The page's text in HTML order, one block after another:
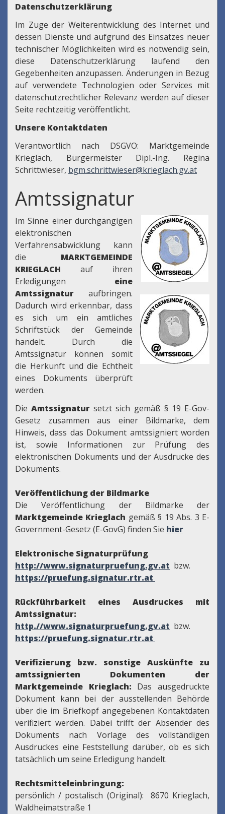
Datenschutzerklärung
Im Zuge der Weiterentwicklung des Internet und
dessen Dienste und aufgrund des Einsatzes neuer
technischer Möglichkeiten wird es notwendig sein,
diese Datenschutzerklärung laufend den
Gegebenheiten anzupassen. Änderungen in Bezug
auf verwendete Technologien oder Services mit
datenschutzrechtlicher Relevanz werden auf dieser
Seite rechtzeitig veröffentlicht.
Unsere Kontaktdaten
Verantwortlich nach DSGVO: Marktgemeinde
Krieglach, Bürgermeister Dipl.-Ing. Regina
Schrittwieser, bgm.schrittwieser@krieglach.gv.at
Amtssignatur
Im Sinne einer durchgängigen
elektronischen
Verfahrensabwicklung kann
die MARKTGEMEINDE
KRIEGLACH auf ihren
Erledigungen eine
Amtssignatur aufbringen.
Dadurch wird erkennbar, dass
es sich um ein amtliches
Schriftstück der Gemeinde
handelt. Durch die
Amtssignatur können somit
die Herkunft und die Echtheit
eines Dokuments überprüft
werden.
DieAmtssignatursetzt sich gemäß § 19 E-Gov-
Gesetz zusammen aus einer Bildmarke, dem
Hinweis, dass das Dokument amtssigniert worden
ist, sowie Informationen zur Prüfung des
elektronischen Dokuments und der Ausdrucke des
Dokuments.
Veröffentlichung der Bildmarke
Die Veröffentlichung der Bildmarke der
Marktgemeinde Krieglach gemäß § 19 Abs. 3 E-
Government-Gesetz (E-GovG) finden Sie hier
Elektronische Signaturprüfung
http://www.signaturpruefung.gv.at bzw.
https://pruefung.signatur.rtr.at
Rückführbarkeit eines Ausdruckes mit
Amtssignatur:
http.//www.signaturpruefung.gv.at bzw.
https://pruefung.signatur.rtr.at
Verifizierung bzw. sonstige Auskünfte zu
amtssignierten Dokumenten der
Marktgemeinde Krieglach: Das ausgedruckte
Dokument kann bei der ausstellenden Behörde
über die im Briefkopf angegebenen Kontaktdaten
verifiziert werden. Dabei trifft der Absender des
Dokuments nach Vorlage des vollständigen
Ausdruckes eine Feststellung darüber, ob es sich
tatsächlich um seine Erledigung handelt.
Rechtsmitteleinbringung:
persönlich / postalisch (Original): 8670 Krieglach,
Waldheimatstraße 1